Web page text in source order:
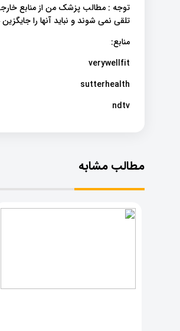
توجه : مطالب پزشک من از منابع
تلقی نمی شوند و نباید آنها را
منابع:
verywellfit
sutterhealth
ndtv
مطالب مشابه